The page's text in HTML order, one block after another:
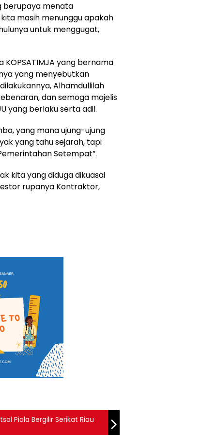
berupaya menata
kita masih menunggu apakah
untuk menggugat,
KOPSATIMJA yang bernama
yang menyebutkan
Alhamdullilah
dan semoga majelis
yang berlaku serta adil.
yang mana ujung-ujung
yang tahu sejarah, tapi
Setempat”.
kita yang diduga dikuasai
rupanya Kontraktor,
Piala Bergilir Serikat Riau